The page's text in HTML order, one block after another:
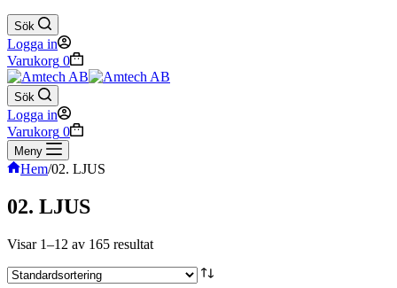
Sök
Logga in
Varukorg 0
Sök
Logga in
Varukorg 0
Meny
Hem/02. LJUS
02. LJUS
Visar 1–12 av 165 resultat